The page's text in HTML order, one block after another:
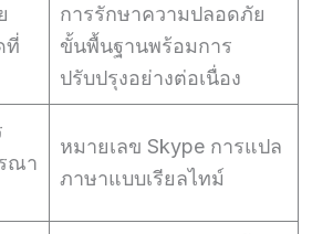
ที่
การรักษาความปลอดภัย
ขั้นพื้นฐานพร้อมการ
ปรับปรุงอย่างต่อเนื่อง
ณา
หมายเลข Skype การแปล
ภาษาแบบเรียลไทม์